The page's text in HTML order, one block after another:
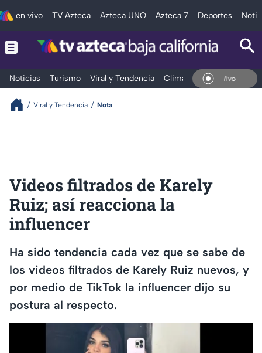
en vivo TV Azteca Azteca UNO Azteca 7 Deportes
Noticias Turismo Viral y Tendencia Clima Deportes
En Vivo
Viral y Tendencia Nota
Videos filtrados de Karely
Ruiz; así reacciona la
influencer
Ha sido tendencia cada vez que se sabe de
los videos filtrados de Karely Ruiz nuevos, y
por medio de TikTok la influencer dijo su
postura al respecto.